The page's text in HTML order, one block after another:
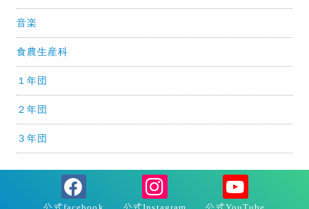
音楽
食農生産科
１年団
２年団
３年団